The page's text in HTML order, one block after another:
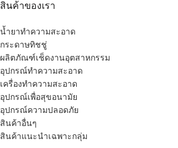
สินค้าของเรา
น้ำยาทำความสะอาด
กระดาษทิชชู่
ผลิตภัณฑ์เช็ดงานอุตสาหกรรม
อุปกรณ์ทำความสะอาด
เครื่องทำความสะอาด
อุปกรณ์เพื่อสุขอนามัย
อุปกรณ์ความปลอดภัย
สินค้าอื่นๆ
สินค้าแนะนำเฉพาะกลุ่ม